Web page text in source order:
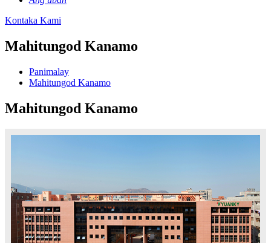
Kontaka Kami
Mahitungod Kanamo
Panimalay
Mahitungod Kanamo
Mahitungod Kanamo